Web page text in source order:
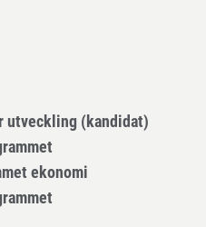
utveckling (kandidat)
ekonomi